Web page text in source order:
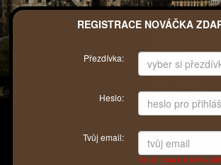
REGISTRACE NOVÁČKA
Přezdívka:
Heslo:
Tvůj email:
Slouží pouze k tvému